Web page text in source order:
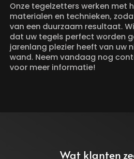
Onze tegelzetters werken met
materialen en technieken,
van een duurzaam resultaat.
dat uw tegels perfect worden
jarenlang plezier heeft van uw
wand. Neem vandaag nog
voor meer informatie!
Wat klanten